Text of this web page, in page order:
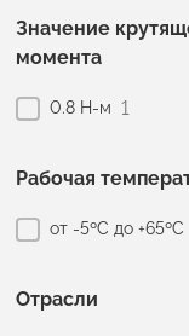
Значение
момента
0.8 Н-м 1
Рабочая
от -5ºC до +65ºC
Отрасли